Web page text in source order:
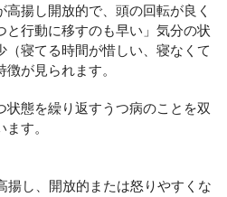
揚し開放的で、頭の回転が良く
と行動に移すのも早い」気分の状
寝てる時間が惜しい、寝なくて
が見られます。
態を繰り返すうつ病のことを双
す。
揚し、開放的または怒りやすくな